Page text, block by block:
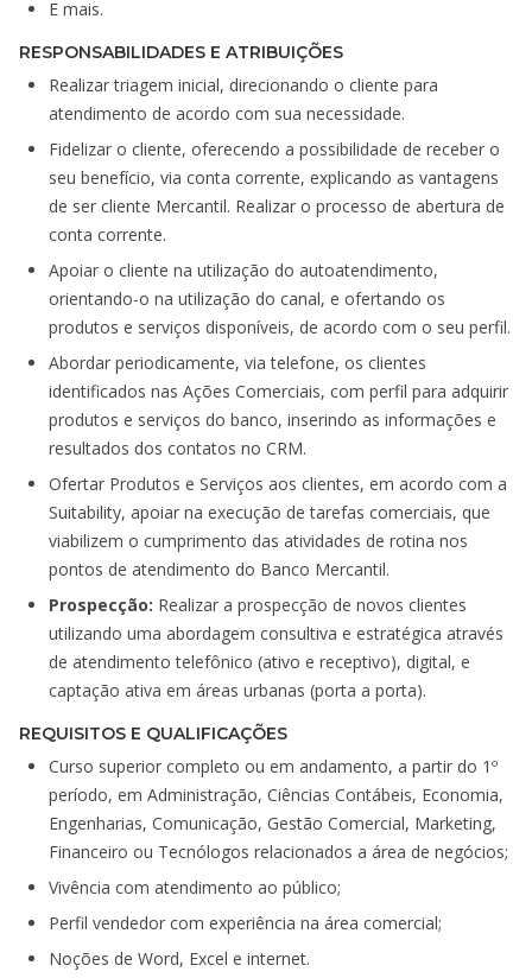
E mais.
RESPONSABILIDADES E ATRIBUIÇÕES
Realizar triagem inicial, direcionando o cliente para
atendimento de acordo com sua necessidade.
Fidelizar o cliente, oferecendo a possibilidade de receber o
seu benefício, via conta corrente, explicando as vantagens
de ser cliente Mercantil. Realizar o processo de abertura de
conta corrente.
Apoiar o cliente na utilização do autoatendimento,
orientando-o na utilização do canal, e ofertando os
produtos e serviços disponíveis, de acordo com o seu perfil.
Abordar periodicamente, via telefone, os clientes
identificados nas Ações Comerciais, com perfil para adquirir
produtos e serviços do banco, inserindo as informações e
resultados dos contatos no CRM.
Ofertar Produtos e Serviços aos clientes, em acordo com a
Suitability, apoiar na execução de tarefas comerciais, que
viabilizem o cumprimento das atividades de rotina nos
pontos de atendimento do Banco Mercantil.
Prospecção: Realizar a prospecção de novos clientes
utilizando uma abordagem consultiva e estratégica através
de atendimento telefônico (ativo e receptivo), digital, e
captação ativa em áreas urbanas (porta a porta).
REQUISITOS E QUALIFICAÇÕES
Curso superior completo ou em andamento, a partir do 1º
período, em Administração, Ciências Contábeis, Economia,
Engenharias, Comunicação, Gestão Comercial, Marketing,
Financeiro ou Tecnólogos relacionados a área de negócios;
Vivência com atendimento ao público;
Perfil vendedor com experiência na área comercial;
Noções de Word, Excel e internet.